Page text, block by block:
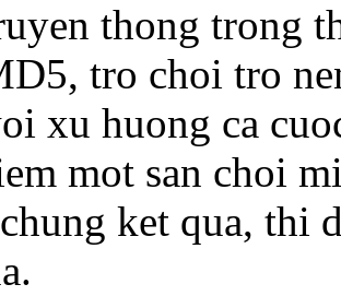
thong trong
tro choi tro
xu huong ca
mot san choi
ket qua, thi